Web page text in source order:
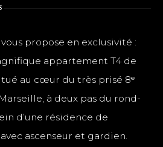
propose en exclusivité :
appartement T4 de
au cœur du très prisé 8ᵉ
à deux pas du rond-
d’une résidence de
ascenseur et gardien.